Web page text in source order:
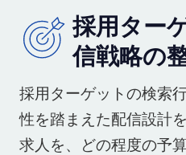
採用ター
信戦略の
採用ターゲットの検索
性を踏まえた配信設計
求人を、どの程度の予